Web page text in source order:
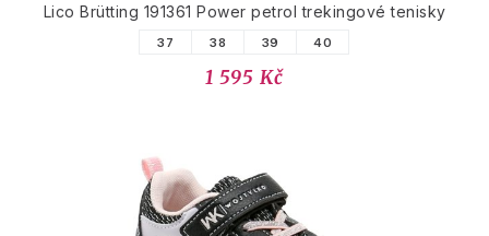
Lico Brütting 191361 Power petrol trekingové tenisky
37 38 39 40
1 595 Kč